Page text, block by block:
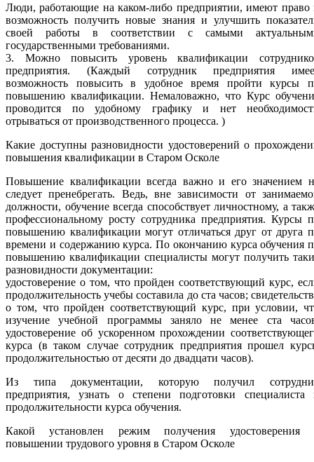
Люди, работающие на каком-либо предприятии, имеют право
возможность получить новые знания и улучшить
своей работы в соответствии с самыми
государственными требованиями.
3. Можно повысить уровень квалификации
предприятия. (Каждый сотрудник предприятия
возможность повысить в удобное время пройти курсы
повышению квалификации. Немаловажно, что Курс
проводится по удобному графику и нет
отрываться от производственного процесса. )
Какие доступны разновидности удостоверений о
повышения квалификации в Старом Осколе
Повышение квалификации всегда важно и его значением
следует пренебрегать. Ведь, вне зависимости от
должности, обучение всегда способствует личностному, а
профессиональному росту сотрудника предприятия. Курсы
повышению квалификации могут отличаться друг от друга
времени и содержанию курса. По окончанию курса обучения
повышению квалификации специалисты могут получить
разновидности документации:
удостоверение о том, что пройден соответствующий курс,
продолжительность учебы составила до ста часов;
о том, что пройден соответствующий курс, при условии,
изучение учебной программы заняло не менее ста
удостоверение об ускоренном прохождении
курса (в таком случае сотрудник предприятия прошел
продолжительностью от десяти до двадцати часов).
Из типа документации, которую получил
предприятия, узнать о степени подготовки специалиста
продолжительности курса обучения.
Какой установлен режим получения удостоверения
повышении трудового уровня в Старом Осколе